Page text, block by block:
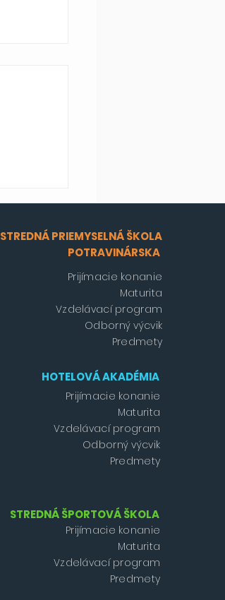
STREDNÁ PRIEMYSELNÁ ŠKOLA
POTRAVINÁRSKA
Prijímacie konanie
Maturita
Vzdelávací program
Odborný výcvik
Predmety
HOTELOVÁ AKADÉMIA
Prijímacie konanie
Maturita
Vzdelávací program
Odborný výcvik
Predmety
STREDNÁ ŠPORTOVÁ ŠKOLA
Prijímacie konanie
Maturita
Vzdelávací program
Predmety